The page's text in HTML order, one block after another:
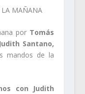
LA MAÑANA
por Tomás
Santano,
mandos de la
con Judith